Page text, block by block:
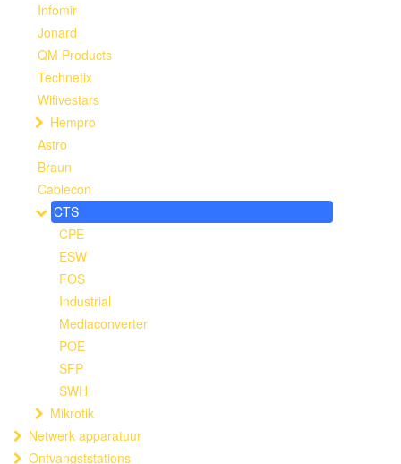
Infomir
Jonard
QM Products
Technetix
Wifivestars
Hempro
Astro
Braun
Cablecon
CTS
CPE
ESW
FOS
Industrial
Mediaconverter
POE
SFP
SWH
Mikrotik
Netwerk apparatuur
Ontvangststations